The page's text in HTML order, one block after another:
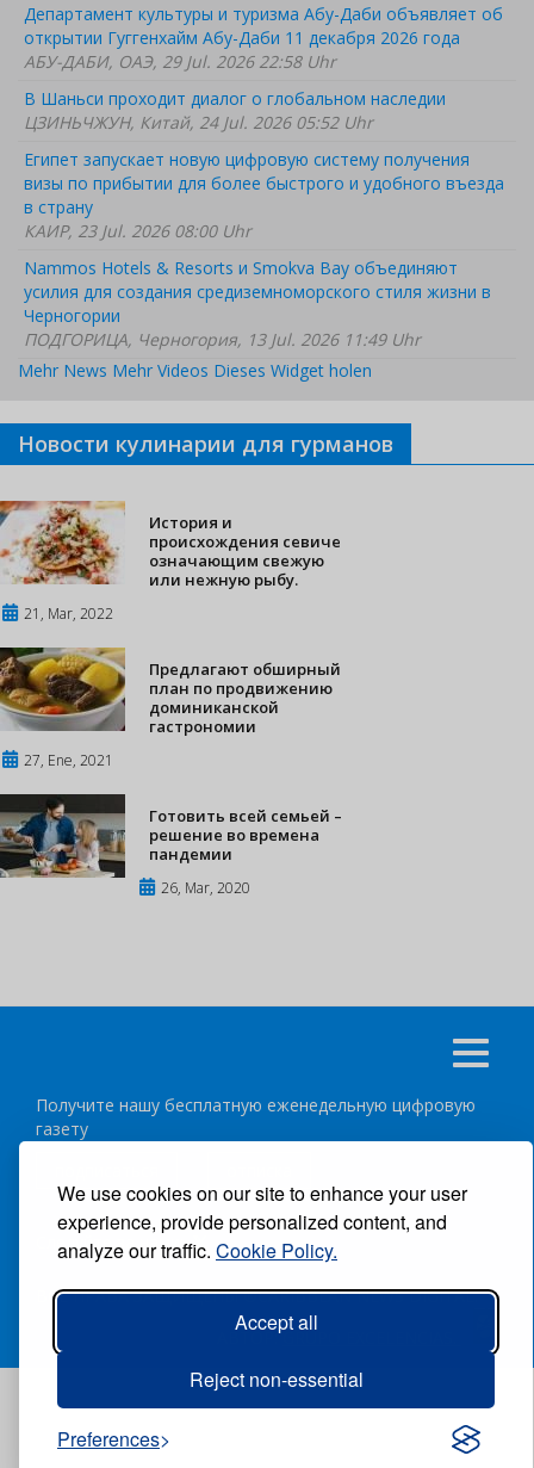
We use cookies on our site to enhance your user
experience, provide personalized content, and
analyze our traffic. Cookie Policy.
Accept all
Reject non-essential
Preferences
Департамент культуры и туризма Абу-Даби объявляет об
открытии Гуггенхайм Абу-Даби 11 декабря 2026 года
АБУ-ДАБИ, ОАЭ, 29 Jul. 2026 22:58 Uhr
В Шаньси проходит диалог о глобальном наследии
ЦЗИНЬЧЖУН, Китай, 24 Jul. 2026 05:52 Uhr
Египет запускает новую цифровую систему получения
визы по прибытии для более быстрого и удобного въезда
в страну
КАИР, 23 Jul. 2026 08:00 Uhr
Nammos Hotels & Resorts и Smokva Bay объединяют
усилия для создания средиземноморского стиля жизни в
Черногории
ПОДГОРИЦА, Черногория, 13 Jul. 2026 11:49 Uhr
Mehr News Mehr Videos Dieses Widget holen
Новости кулинарии для гурманов
История и
происхождения севиче
означающим свежую
или нежную рыбу.
21, Mar, 2022
Предлагают обширный
план по продвижению
доминиканской
гастрономии
27, Ene, 2021
Готовить всей семьей –
решение во времена
пандемии
26, Mar, 2020
Получите нашу бесплатную еженедельную цифровую
газету
Следуйте за нами:
ВСЕ ПРАВА ЗАЩИЩЕНЫ ®CARIBBEAN NEWS DIGITAL.
АВТОР:GRUPO EXCELENCIAS.